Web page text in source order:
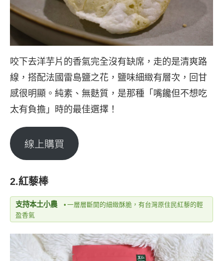
咬下去洋芋片的香氣完全沒有缺席，走的是清爽路
線，搭配法國雷島鹽之花，鹽味細緻有層次，回甘
感很明顯。純素、無麩質，是那種「嘴饞但不想吃
太有負擔」時的最佳選擇！
線上購買
2.紅藜棒
支持本土小農 • 一層層斷開的細緻酥脆，有台灣原住民紅藜的輕
盈香氣